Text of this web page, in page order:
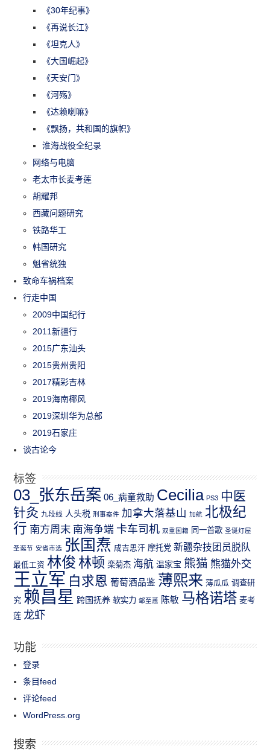
《30年纪事》
《再说长江》
《坦克人》
《大国崛起》
《天安门》
《河殇》
《达赖喇嘛》
《飘扬，共和国的旗帜》
淮海战役全纪录
网络与电脑
老太市长麦考莲
胡耀邦
西藏问题研究
铁路华工
韩国研究
魁省统独
致命车祸档案
行走中国
2009中国纪行
2011新疆行
2015广东汕头
2015贵州贵阳
2017精彩吉林
2019海南椰风
2019深圳华为总部
2019石家庄
谈古论今
标签
03_张东岳案 06_病童救助 Cecilia PS3 中医
针灸 九段线 人头税 刑事案件 加拿大落基山 加航 北极纪
行 南方周末 南海争端 卡车司机 双重国籍 同一首歌 圣诞灯屋
圣诞节 安省市选 张国焘 成吉思汗 摩托党 新疆杂技团员脱队
最低工资 林俊 林顿 栾菊杰 海航 温家宝 熊猫 熊猫外交
王立军 白求恩 葡萄酒品鉴 薄熙来 薄瓜瓜 调查研
究 赖昌星 跨国抚养 软实力 邹至蕙 陈敏 马格诺塔 麦考
莲 龙虾
功能
登录
条目feed
评论feed
WordPress.org
搜索